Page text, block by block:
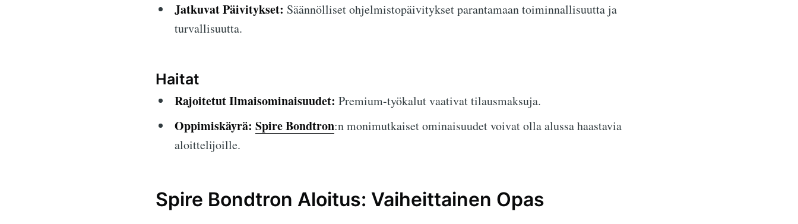
Jatkuvat Päivitykset: Säännölliset ohjelmistopäivitykset parantamaan toiminnallisuutta ja
turvallisuutta.
Haitat
Rajoitetut Ilmaisominaisuudet: Premium-työkalut vaativat tilausmaksuja.
Oppimiskäyrä: Spire Bondtron:n monimutkaiset ominaisuudet voivat olla alussa haastavia
aloittelijoille.
Spire Bondtron Aloitus: Vaiheittainen Opas